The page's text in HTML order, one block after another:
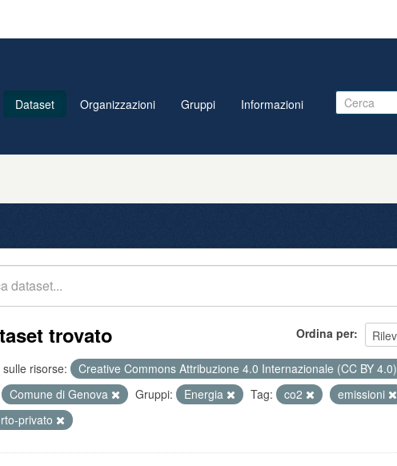
Dataset Organizzazioni Gruppi Informazioni
Ordina per
trovato
risorse: Creative Commons Attribuzione 4.0 Internazionale (CC BY 4.0)
Comune di Genova Gruppi: Energia Tag: co2
emissioni
privato